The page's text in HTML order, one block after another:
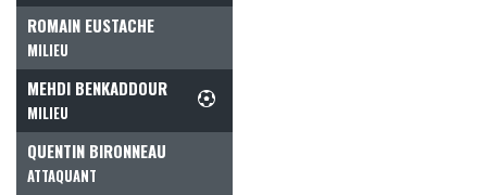
ROMAIN EUSTACHE
MILIEU
MEHDI BENKADDOUR
MILIEU
QUENTIN BIRONNEAU
ATTAQUANT